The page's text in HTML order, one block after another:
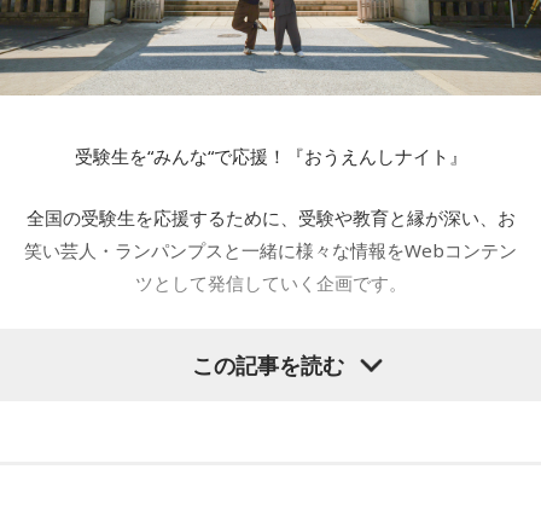
【11位】蠍座（さそり座）
今日は異性からの注目度が上がる日です。出会いを求めてい
らっしゃる方は、お洒落をしてお出かけをしてみましょう。
【12位】山羊座（やぎ座）
ワーク・ライフ・バランスを考えると良い日です。最近のあ
なたは、働きすぎてはいませんか？あなたが頑張っていらっ
しゃるのはとても素敵ですが、今日はプライベートを充実さ
【今日の一言メッセージ】
前回の内容を忘れかけている自分がいるのです！
忘れているというか…その1週間で他のドラマや映画を多数見
てしまうのでいろいろな内容が混ざってしまって…。
そう考えると配信がなかった昔は1週間が待ち遠しかったし、
り他とごっちゃになってしまうこともなかったし。
あまりに情報量が多い今は、まとめて一気見するほうがいい
かも。（でもラジオでリアルタイムの感想をネタにできない
ヒットした昼の連続ドラマ。全60話の壮絶な愛憎劇！
受験生を“みんな“で応援！『おうえんしナイト』
全国の受験生を応援するために、受験や教育と縁が深い、お
笑い芸人・ランパンプスと一緒に様々な情報をWebコンテン
ツとして発信していく企画です。
全国の受験生を応援する『おうえんしナイト』、今回は東京
この記事を読む